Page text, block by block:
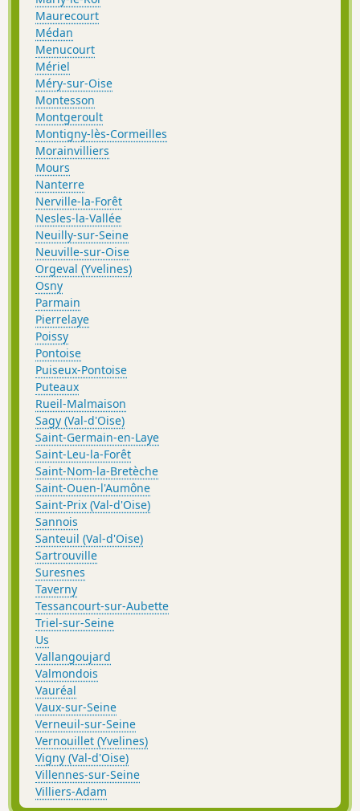
Maurecourt
Médan
Menucourt
Mériel
Méry-sur-Oise
Montesson
Montgeroult
Montigny-lès-Cormeilles
Morainvilliers
Mours
Nanterre
Nerville-la-Forêt
Nesles-la-Vallée
Neuilly-sur-Seine
Neuville-sur-Oise
Orgeval (Yvelines)
Osny
Parmain
Pierrelaye
Poissy
Pontoise
Puiseux-Pontoise
Puteaux
Rueil-Malmaison
Sagy (Val-d'Oise)
Saint-Germain-en-Laye
Saint-Leu-la-Forêt
Saint-Nom-la-Bretèche
Saint-Ouen-l'Aumône
Saint-Prix (Val-d'Oise)
Sannois
Santeuil (Val-d'Oise)
Sartrouville
Suresnes
Taverny
Tessancourt-sur-Aubette
Triel-sur-Seine
Us
Vallangoujard
Valmondois
Vauréal
Vaux-sur-Seine
Verneuil-sur-Seine
Vernouillet (Yvelines)
Vigny (Val-d'Oise)
Villennes-sur-Seine
Villiers-Adam